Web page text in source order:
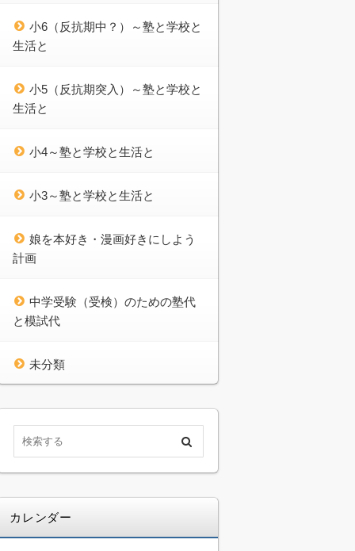
小6（反抗期中？）～塾と学校と
生活と
小5（反抗期突入）～塾と学校と
生活と
小4～塾と学校と生活と
小3～塾と学校と生活と
娘を本好き・漫画好きにしよう
計画
中学受験（受検）のための塾代
と模試代
未分類
カレンダー